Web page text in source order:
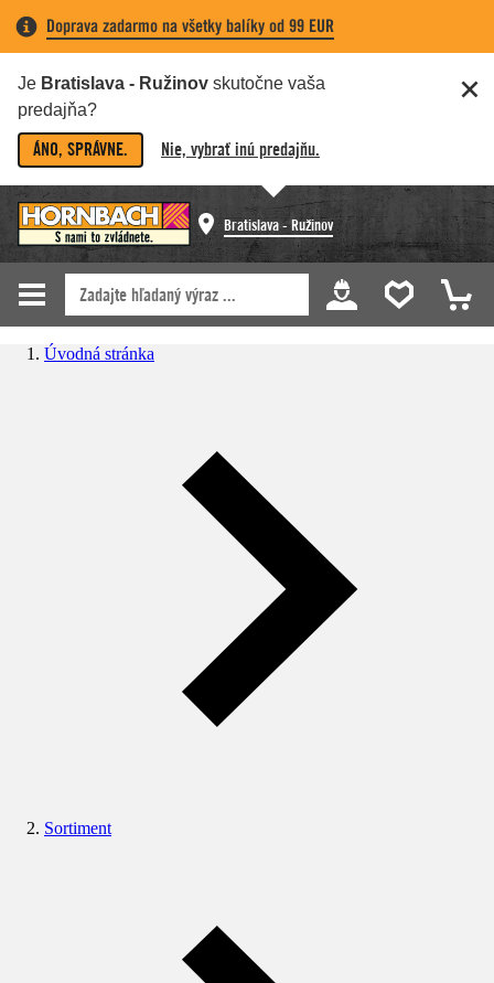
Doprava zadarmo na všetky balíky od 99 EUR
Je Bratislava - Ružinov skutočne vaša
predajňa?
ÁNO, SPRÁVNE. Nie, vybrať inú predajňu.
Bratislava - Ružinov
Úvodná stránka
Sortiment